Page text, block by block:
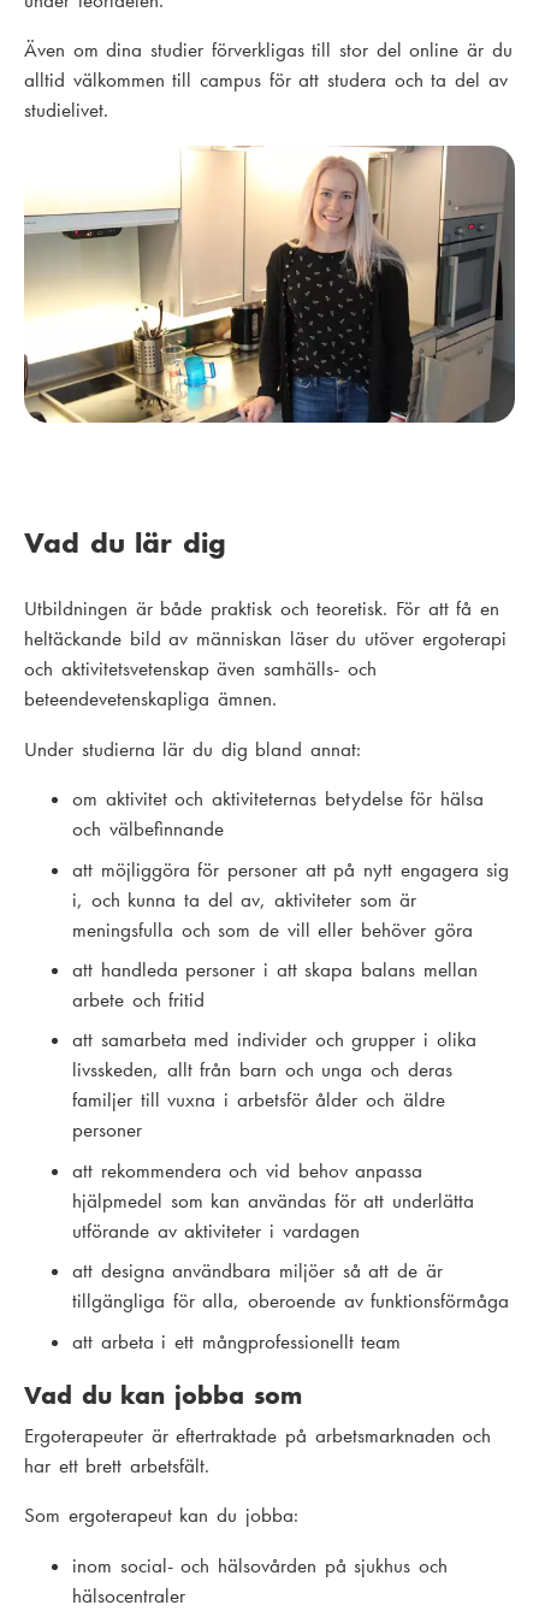
Även om dina studier förverkligas till stor del online är du
alltid välkommen till campus för att studera och ta del av
studielivet.
Vad du lär dig
Utbildningen är både praktisk och teoretisk. För att få en
heltäckande bild av människan läser du utöver ergoterapi
och aktivitetsvetenskap även samhälls- och
beteendevetenskapliga ämnen.
Under studierna lär du dig bland annat:
om aktivitet och aktiviteternas betydelse för hälsa
och välbefinnande
att möjliggöra för personer att på nytt engagera sig
i, och kunna ta del av, aktiviteter som är
meningsfulla och som de vill eller behöver göra
att handleda personer i att skapa balans mellan
arbete och fritid
att samarbeta med individer och grupper i olika
livsskeden, allt från barn och unga och deras
familjer till vuxna i arbetsför ålder och äldre
personer
att rekommendera och vid behov anpassa
hjälpmedel som kan användas för att underlätta
utförande av aktiviteter i vardagen
att designa användbara miljöer så att de är
tillgängliga för alla, oberoende av funktionsförmåga
att arbeta i ett mångprofessionellt team
Vad du kan jobba som
Ergoterapeuter är eftertraktade på arbetsmarknaden och
har ett brett arbetsfält.
Som ergoterapeut kan du jobba:
inom social- och hälsovården på sjukhus och
hälsocentraler